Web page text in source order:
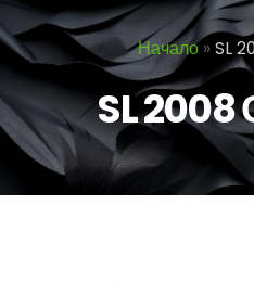
Начало» SL
SL 2008